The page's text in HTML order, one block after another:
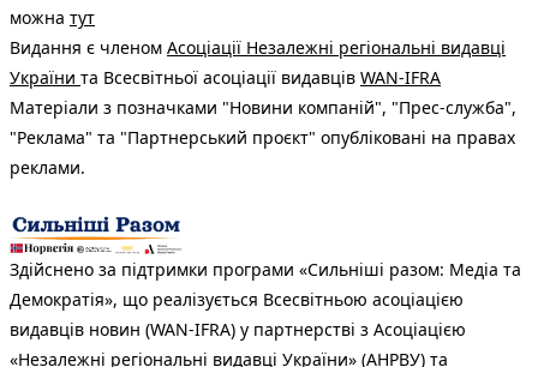
можна тут
Видання є членом Асоціації Незалежні регіональні видавці
України та Всесвітньої асоціації видавців WAN-IFRA
Матеріали з позначками "Новини компаній", "Прес-служба",
"Реклама" та "Партнерський проєкт" опубліковані на правах
реклами.
Здійснено за підтримки програми «Сильніші разом: Медіа та
Демократія», що реалізується Всесвітньою асоціацією
видавців новин (WAN-IFRA) у партнерстві з Асоціацією
«Незалежні регіональні видавці України» (АНРВУ) та